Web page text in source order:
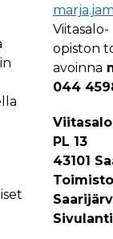
Viitasalo-
opiston
avoinna
044
PL 13
43101